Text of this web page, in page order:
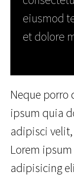
eiusmod
et dolore
Neque porro
ipsum quia
adipisci
Lorem
adipisicing